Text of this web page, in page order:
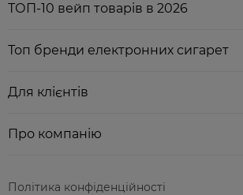
ТОП-10 вейп товарів в 2026
Топ бренди електронних сигарет
Для клієнтів
Про компанію
Політика конфіденційності